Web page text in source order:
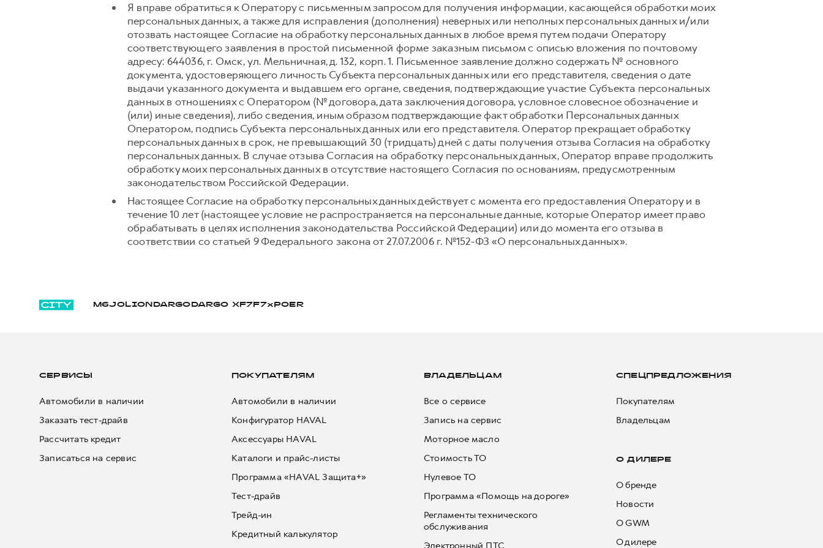
Я вправе обратиться к Оператору с письменным запросом для получения информации, касающейся обработки моих
персональных данных, а также для исправления (дополнения) неверных или неполных персональных данных и/или
отозвать настоящее Согласие на обработку персональных данных в любое время путем подачи Оператору
соответствующего заявления в простой письменной форме заказным письмом с описью вложения по почтовому
адресу: 644036, г. Омск, ул. Мельничная, д. 132, корп. 1. Письменное заявление должно содержать № основного
документа, удостоверяющего личность Субъекта персональных данных или его представителя, сведения о дате
выдачи указанного документа и выдавшем его органе, сведения, подтверждающие участие Субъекта персональных
данных в отношениях с Оператором (№ договора, дата заключения договора, условное словесное обозначение и
(или) иные сведения), либо сведения, иным образом подтверждающие факт обработки Персональных данных
Оператором, подпись Субъекта персональных данных или его представителя. Оператор прекращает обработку
персональных данных в срок, не превышающий 30 (тридцать) дней с даты получения отзыва Согласия на обработку
персональных данных. В случае отзыва Согласия на обработку персональных данных, Оператор вправе продолжить
обработку моих персональных данных в отсутствие настоящего Согласия по основаниям, предусмотренным
законодательством Российской Федерации.
Настоящее Согласие на обработку персональных данных действует с момента его предоставления Оператору и в
течение 10 лет (настоящее условие не распространяется на персональные данные, которые Оператор имеет право
обрабатывать в целях исполнения законодательства Российской Федерации) или до момента его отзыва в
соответствии со статьей 9 Федерального закона от 27.07.2006 г. №152-ФЗ «О персональных данных».
M6JOLION DARGO DARGO Х F7 F7x POER
СЕРВИСЫ
Автомобили в наличии
Заказать тест-драйв
Рассчитать кредит
Записаться на сервис
ПОКУПАТЕЛЯМ
Автомобили в наличии
Конфигуратор HAVAL
Аксессуары HAVAL
Каталоги и прайс-листы
Программа «HAVAL Защита+»
Тест-драйв
Трейд-ин
Кредитный калькулятор
ВЛАДЕЛЬЦАМ
Все о сервисе
Запись на сервис
Моторное масло
Стоимость ТО
Нулевое ТО
Программа «Помощь на дороге»
Регламенты технического
обслуживания
Электронный ПТС
СПЕЦПРЕДЛОЖЕНИЯ
Покупателям
Владельцам
О ДИЛЕРЕ
О бренде
Новости
О GWM
О дилере